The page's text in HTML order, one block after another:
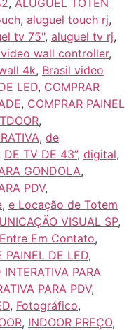
, ALUGUEL TOTEN
, aluguel touch rj,
tv 75", aluguel tv rj,
wall controller,
4k, Brasil video
LED, COMPRAR
, COMPRAR PAINEL
,
, de
DE TV DE 43”, digital,
GONDOLA,
PDV,
, e Locação de Totem
VISUAL SP,
Entre Em Contato,
PAINEL DE LED,
INTERATIVA PARA
PARA PDV,
, Fotográfico,
, INDOOR PREÇO,